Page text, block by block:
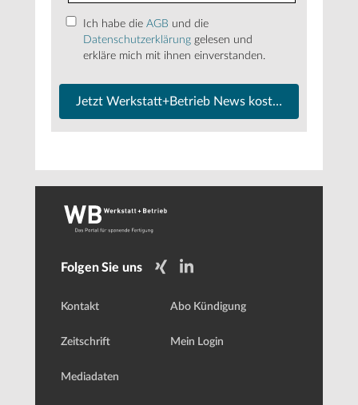
Ich habe die AGB und die
Datenschutzerklärung gelesen und
erkläre mich mit ihnen einverstanden.
Jetzt Werkstatt+Betrieb News kostenfrei
Folgen Sie uns
Kontakt
Zeitschrift
Mediadaten
Abo Kündigung
Mein Login